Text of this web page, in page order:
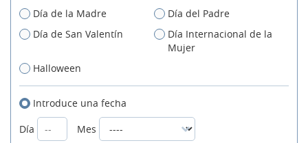
Día de la Madre
Día del Padre
Día de San Valentín
Día Internacional de la
Mujer
Halloween
Introduce una fecha
Día
Mes